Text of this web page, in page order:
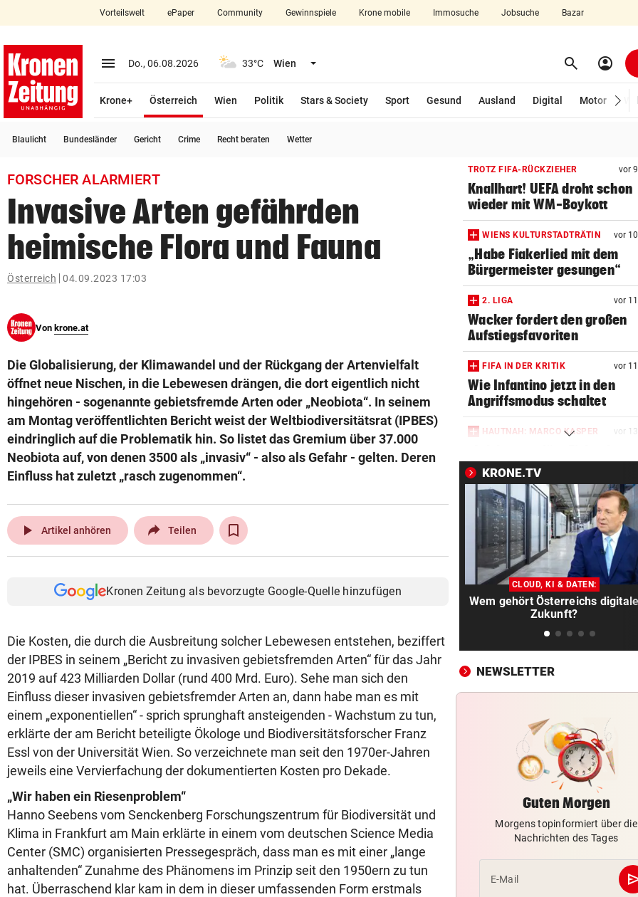
closeSchließen
account_circle Anmelden
arrow_right
search
Suchbegriff
eingeben
© Krone Multimedia GmbH & Co KG 2026
Vorteilswelt ePaper Community Gewinnspiele Krone mobile Immosuche Jobsuche Bazar
menu Menü aufklappen
Do., 06.08.2026 33°C Wien Menü aufklappen search Suchen
account_circle
Krone+ Österreich
Wien
Politik Stars & Society Sport Gesund Ausland Digital Motor
Blaulicht Bundesländer Gericht Crime Recht beraten Wetter
FORSCHER ALARMIERT
Invasive Arten gefährden
heimische Flora und Fauna
Österreich 04.09.2023 17:03
Von krone.at
Die Globalisierung, der Klimawandel und der Rückgang der Artenvielfalt
öffnet neue Nischen, in die Lebewesen drängen, die dort eigentlich nicht
hingehören - sogenannte gebietsfremde Arten oder „Neobiota“. In seinem
am Montag veröffentlichten Bericht weist der Weltbiodiversitätsrat (IPBES)
eindringlich auf die Problematik hin. So listet das Gremium über 37.000
Neobiota auf, von denen 3500 als „invasiv“ - also als Gefahr - gelten. Deren
Einfluss hat zuletzt „rasch zugenommen“.
play_arrow Artikel anhören Teilen
Kronen Zeitung als bevorzugte Google-Quelle hinzufügen
Die Kosten, die durch die Ausbreitung solcher Lebewesen entstehen, beziffert
der IPBES in seinem „Bericht zu invasiven gebietsfremden Arten“ für das Jahr
2019 auf 423 Milliarden Dollar (rund 400 Mrd. Euro). Sehe man sich den
Einfluss dieser invasiven gebietsfremder Arten an, dann habe man es mit
einem „exponentiellen“ - sprich sprunghaft ansteigenden - Wachstum zu tun,
erklärte der am Bericht beteiligte Ökologe und Biodiversitätsforscher Franz
Essl von der Universität Wien. So verzeichnete man seit den 1970er-Jahren
jeweils eine Vervierfachung der dokumentierten Kosten pro Dekade.
„Wir haben ein Riesenproblem“
Hanno Seebens vom Senckenberg Forschungszentrum für Biodiversität und
Klima in Frankfurt am Main erklärte in einem vom deutschen Science Media
Center (SMC) organisierten Pressegespräch, dass man es mit einer „lange
anhaltenden“ Zunahme des Phänomens im Prinzip seit den 1950ern zu tun
hat. Überraschend klar kam in dem in dieser umfassenden Form erstmals
TROTZ FIFA-RÜCKZIEHER vor
Knallhart! UEFA droht schon
wieder mit WM-Boykott
WIENS KULTURSTADTRÄTIN vor
„Habe Fiakerlied mit dem
Bürgermeister gesungen“
2. LIGA vor
Wacker fordert den großen
Aufstiegsfavoriten
FIFA IN DER KRITIK vor
Wie Infantino jetzt in den
Angriffsmodus schaltet
HAUTNAH: MARCO KASPER vor
mit 16!“
NÄCHSTER FINNE KOMMT vor
Pioneers werden immer
den „Pioneerit“
SEIDL UND CO. BESTÜRZT
Todes-Drama um Fan!
im Trauerflor
LIVE: Blitztor! Rapid führt bei
Paide dank Elfer
TAUZIEHEN UM BEAMTE vor
in Wien ausbaden!“
HANDYS UND DROGEN vor
Justizmitarbeiterin als
Schmugglerin aus Liebe?
HÖHERE PARKGEBÜHREN vor
Wieder brutaler „Anschlag“
Tirols Steuerzahler
vor
KRONE.TV
CLOUD, KI & DATEN:
Wem gehört Österreichs
Zukunft?
NEWSLETTER
Guten Morgen
Morgens topinformiert über die
Nachrichten des Tages
E-Mail